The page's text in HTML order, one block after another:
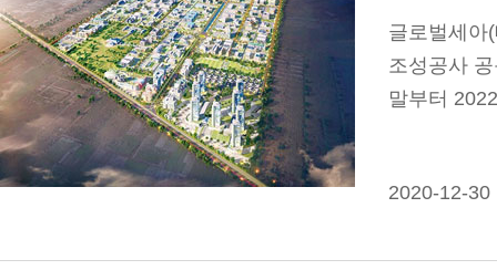
글로벌세아
조성공사
말부터
2020-12-30